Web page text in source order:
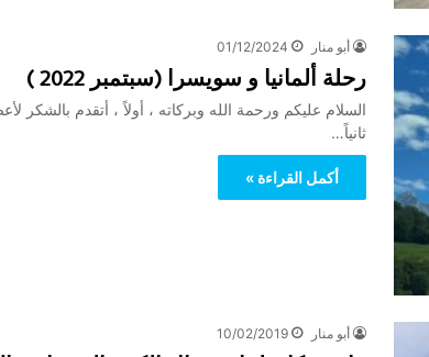
أبو منار 01/12/2024
رحلة ألمانيا و سويسرا (سبتمبر 2022 )
السلام عليكم ورحمة الله وبركاته ، أولاً ، أتقدم بالشكر
ثانياً…
أكمل القراءة »
أبو منار 10/02/2019